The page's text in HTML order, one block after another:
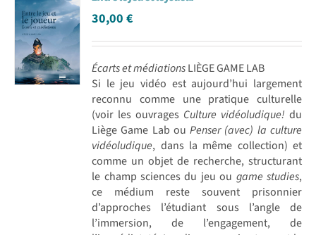
30,00€
Écarts et médiationsLIÈGE GAME LAB
Si le jeu vidéo est aujourd’hui largement
reconnu comme une pratique culturelle
(voir les ouvrages Culture vidéoludique! du
Liège Game Lab ouPenser (avec) la culture
vidéoludique, dans la même collection) et
comme un objet de recherche, structurant
le champ sciences du jeu ou game studies,
ce médium reste souvent prisonnier
d’approches l’étudiant sous l’angle de
l’immersion, de l’engagement, de